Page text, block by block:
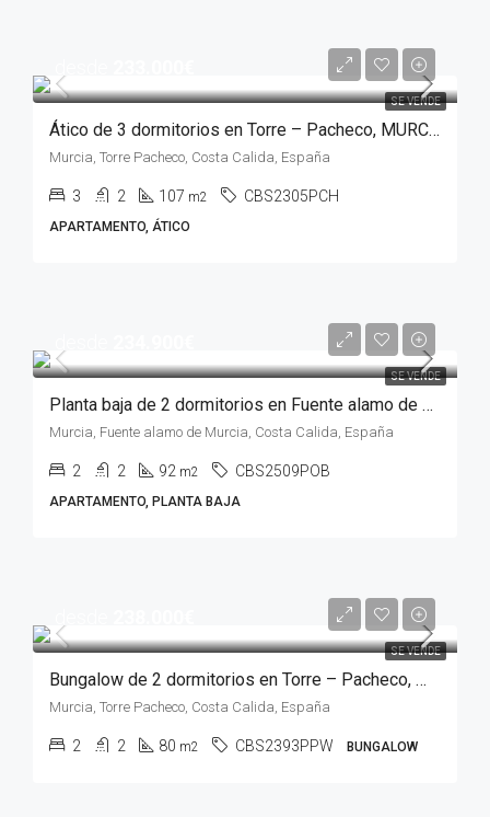
SE VENDE
Ático de 3 dormitorios en Torre – Pacheco, MURCIA
Murcia, Torre Pacheco, Costa Calida, España
3 2 107 m2 CBS2305PCH
APARTAMENTO, ÁTICO
SE VENDE
Planta baja de 2 dormitorios en Fuente alamo de Murcia, MURCIA
Murcia, Fuente alamo de Murcia, Costa Calida, España
2 2 92 m2 CBS2509POB
APARTAMENTO, PLANTA BAJA
SE VENDE
Bungalow de 2 dormitorios en Torre – Pacheco, MURCIA
Murcia, Torre Pacheco, Costa Calida, España
2 2 80 m2 CBS2393PPW BUNGALOW